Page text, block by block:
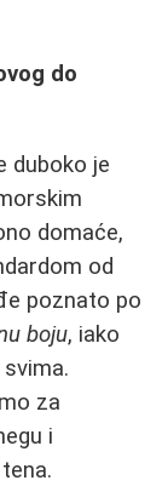
do
duboko je
domaće,
od
poznato po
boju, iako
za
i